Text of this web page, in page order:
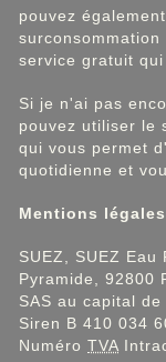
pouvez
service gratuit
Si je n'ai pas
pouvez utiliser le
qui vous permet
quotidienne et
Mentions
SUEZ, SUEZ
Pyramide, 92800
SAS au capital de
Siren B 410 034
Numéro TVA